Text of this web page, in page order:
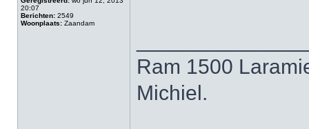
20:07
Berichten: 2549
Woonplaats: Zaandam
Ram 1500
Michiel.